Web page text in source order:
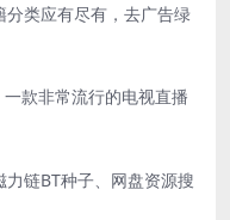
类应有尽有，去广告绿
款非常流行的电视直播
链BT种子、网盘资源搜